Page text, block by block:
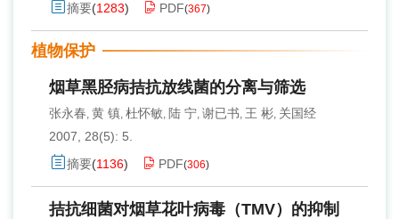
摘要(1283) PDF(367)
植物保护
烟草黑胫病拮抗放线菌的分离与筛选
张永春, 黄 镇, 杜怀敏, 陆 宁, 谢已书, 王 彬, 关国经
2007, 28(5): 5.
摘要(1136) PDF(306)
拮抗细菌对烟草花叶病毒（TMV）的抑制